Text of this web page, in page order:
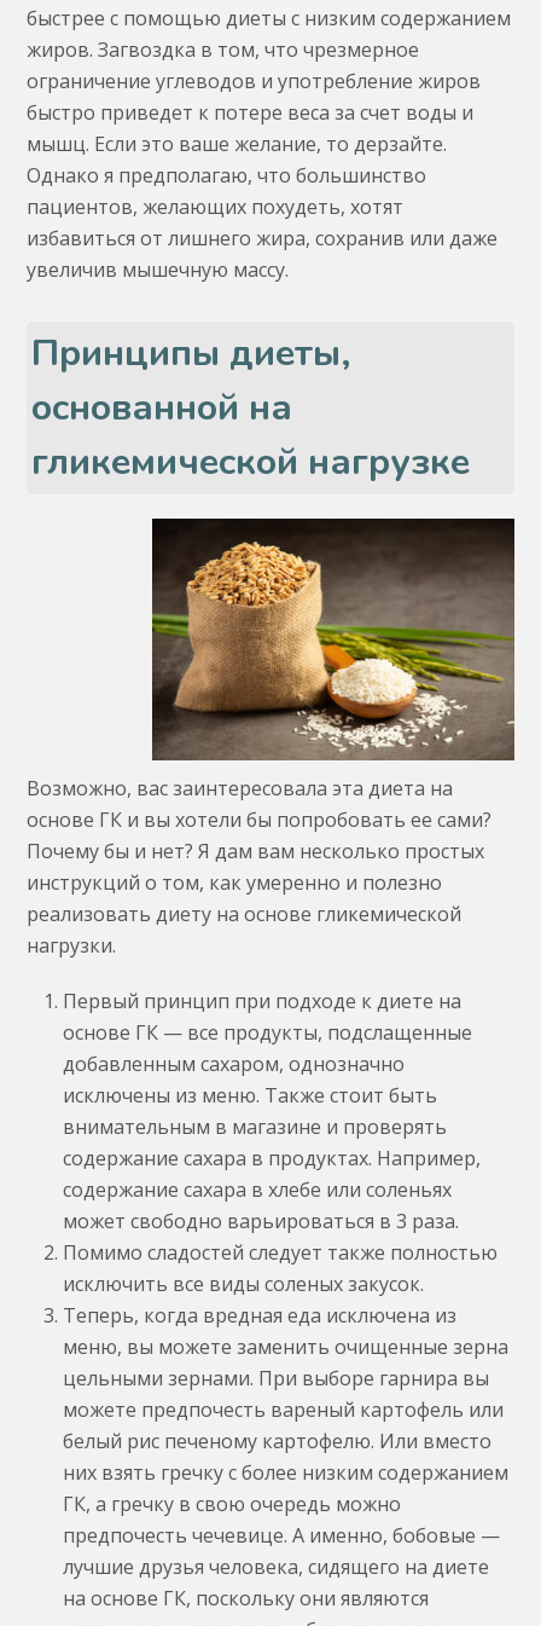
быстрее с помощью диеты с низким содержанием
жиров. Загвоздка в том, что чрезмерное
ограничение углеводов и употребление жиров
быстро приведет к потере веса за счет воды и
мышц. Если это ваше желание, то дерзайте.
Однако я предполагаю, что большинство
пациентов, желающих похудеть, хотят
избавиться от лишнего жира, сохранив или даже
увеличив мышечную массу.
Принципы диеты,
основанной на
гликемической нагрузке
Возможно, вас заинтересовала эта диета на
основе ГК и вы хотели бы попробовать ее сами?
Почему бы и нет? Я дам вам несколько простых
инструкций о том, как умеренно и полезно
реализовать диету на основе гликемической
нагрузки.
Первый принцип при подходе к диете на
основе ГК — все продукты, подслащенные
добавленным сахаром, однозначно
исключены из меню. Также стоит быть
внимательным в магазине и проверять
содержание сахара в продуктах. Например,
содержание сахара в хлебе или соленьях
может свободно варьироваться в 3 раза.
Помимо сладостей следует также полностью
исключить все виды соленых закусок.
Теперь, когда вредная еда исключена из
меню, вы можете заменить очищенные зерна
цельными зернами. При выборе гарнира вы
можете предпочесть вареный картофель или
белый рис печеному картофелю. Или вместо
них взять гречку с более низким содержанием
ГК, а гречку в свою очередь можно
предпочесть чечевице. А именно, бобовые —
лучшие друзья человека, сидящего на диете
на основе ГК, поскольку они являются